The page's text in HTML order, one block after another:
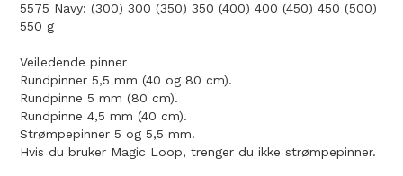
5575 Navy: (300) 300 (350) 350 (400) 400 (450) 450 (500)
550 g
Veiledende pinner
Rundpinner 5,5 mm (40 og 80 cm).
Rundpinne 5 mm (80 cm).
Rundpinne 4,5 mm (40 cm).
Strømpepinner 5 og 5,5 mm.
Hvis du bruker Magic Loop, trenger du ikke strømpepinner.